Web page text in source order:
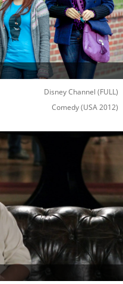
Disney Channel (FULL)
Comedy(USA 2012)